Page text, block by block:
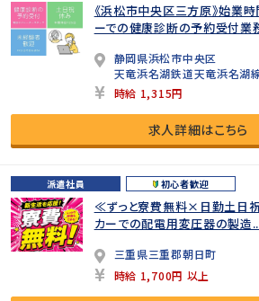
《浜松市中央区三方原》始業
ーでの健康診断の予約受付業
静岡県浜松市中央区
天竜浜名湖鉄道天竜浜名湖
時給 1,315円
求人詳細はこちら
派遣社員 初心者歓迎
≪ずっと寮費無料×日勤土日
カーでの配電用変圧器の製造
三重県三重郡朝日町
時給 1,700円 以上